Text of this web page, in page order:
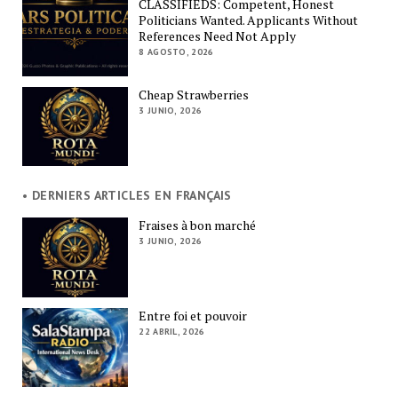
CLASSIFIEDS: Competent, Honest
Politicians Wanted. Applicants Without
References Need Not Apply
8 AGOSTO, 2026
Cheap Strawberries
3 JUNIO, 2026
• DERNIERS ARTICLES EN FRANÇAIS
Fraises à bon marché
3 JUNIO, 2026
Entre foi et pouvoir
22 ABRIL, 2026